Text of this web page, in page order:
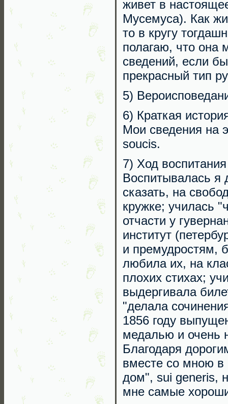
живет в
Мусемуса). Как
то в кругу
полагаю, что она
сведений, если
прекрасный тип
5)
6) Краткая
Мои сведения на
soucis.
7) Ход
Воспитывалась я
сказать, на
кружке; училась
отчасти у
институт
и премудростям,
любила их, на
плохих стихах;
выдергивала
"делала
1856 году
медалью и очень
Благодаря
вместе со мною в
дом", sui generis,
мне самые